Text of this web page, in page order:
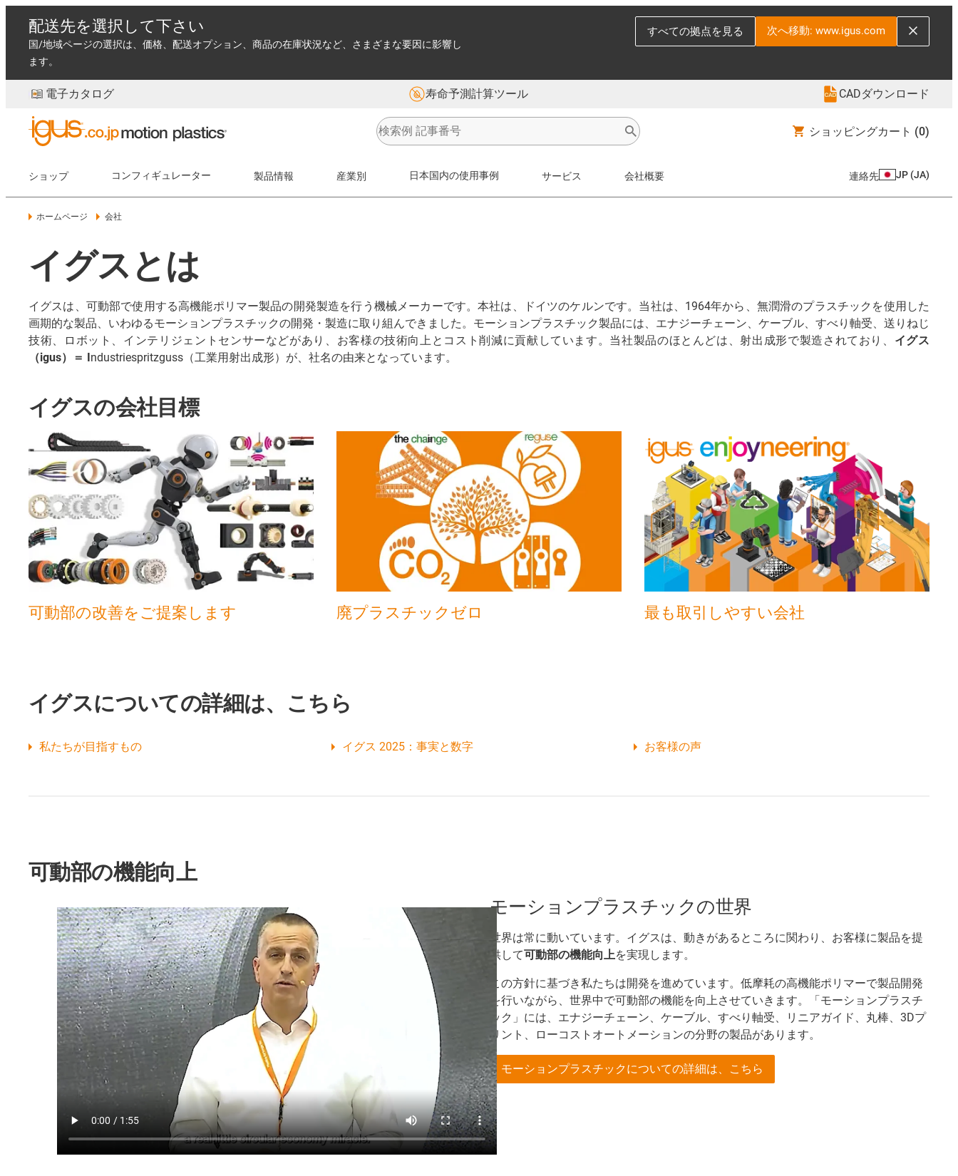
配送先を選択して下さい
国/地域ページの選択は、価格、配送オプション、商品の在庫状況など、さまざまな要因に影響し
ます。
すべての拠点を見る 次へ移動: www.igus.com
電子カタログ 寿命予測計算ツール CADダウンロード
ショッピングカート (0)
ショップ コンフィギュレーター 製品情報 産業別 日本国内の使用事例 サービス 会社概要 連絡先 JP (JA)
ホームページ 会社
イグスとは
イグスは、可動部で使用する高機能ポリマー製品の開発製造を行う機械メーカーです。本社は、ドイツのケルンです。当社は、1964年から、無潤滑のプラスチックを使用した
画期的な製品、いわゆるモーションプラスチックの開発・製造に取り組んできました。モーションプラスチック製品には、エナジーチェーン、ケーブル、すべり軸受、送りねじ
技術、ロボット、インテリジェントセンサーなどがあり、お客様の技術向上とコスト削減に貢献しています。当社製品のほとんどは、射出成形で製造されており、 イグス
（igus）＝ Industriespritzguss（工業用射出成形）が、社名の由来となっています。
イグスの会社目標
可動部の改善をご提案します 廃プラスチックゼロ 最も取引しやすい会社
イグスについての詳細は、こちら
私たちが目指すもの イグス 2025：事実と数字 お客様の声
可動部の機能向上
モーションプラスチックの世界
世界は常に動いています。イグスは、動きがあるところに関わり、お客様に製品を提
供して可動部の機能向上を実現します。
この方針に基づき私たちは開発を進めています。低摩耗の高機能ポリマーで製品開発
を行いながら、世界中で可動部の機能を向上させていきます。「モーションプラスチ
ック」には、エナジーチェーン、ケーブル、すべり軸受、リニアガイド、丸棒、3Dプ
リント、ローコストオートメーションの分野の製品があります。
モーションプラスチックについての詳細は、こちら